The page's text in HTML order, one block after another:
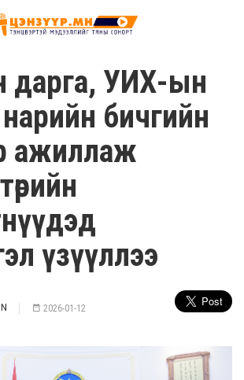
УИХ-ын
нарийн бичгийн
ажиллаж
үзүүллээ
2026-01-12